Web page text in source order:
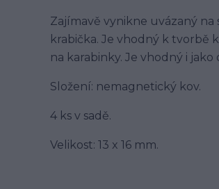
Zajímavě vynikne uvázaný
krabička. Je vhodný k tvorbě
na karabinky. Je vhodný i
Složení: nemagnetický kov.
4 ks v sadě.
Velikost: 13 x 16 mm.